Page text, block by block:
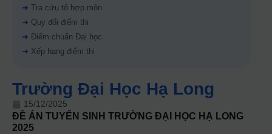
➜ Tra cứu tổ hợp môn
➜ Quy đổi điểm thi
➜ Điểm chuẩn Đại học
➜ Xếp hạng điểm thi
Trường Đại Học Hạ Long
15/12/2025
ĐỀ ÁN TUYỂN SINH TRƯỜNG ĐẠI HỌC HẠ LONG
2025